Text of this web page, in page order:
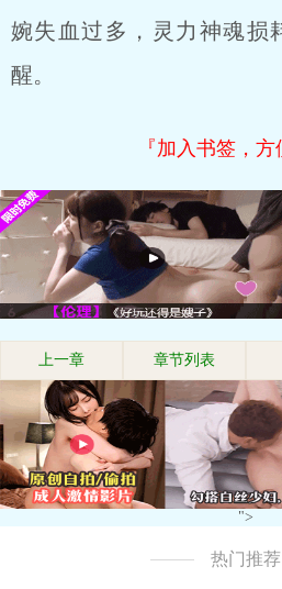
婉失血过多，灵力神魂损
醒。
『加入书签，方
上一章 章节列表
">
热门推荐